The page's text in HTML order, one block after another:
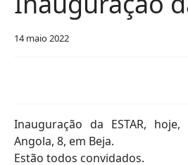
14 maio 2022
Inauguração da ESTAR,
Angola, 8, em Beja.
Estão todos convidados.